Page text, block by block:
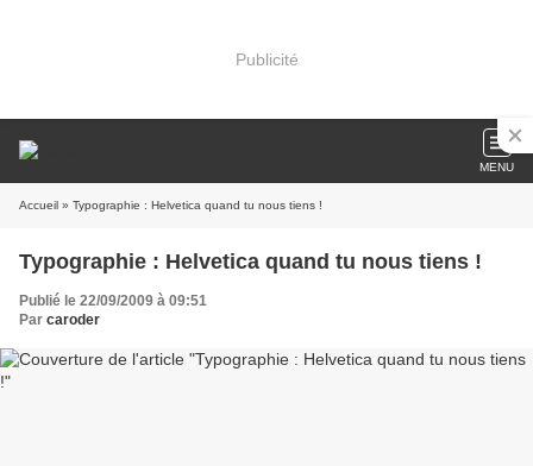
Publicité
MENU
Accueil » Typographie : Helvetica quand tu nous tiens !
Typographie : Helvetica quand tu nous tiens !
Publié le 22/09/2009 à 09:51
Par caroder